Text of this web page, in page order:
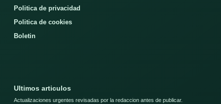
Politica de privacidad
Politica de cookies
Boletin
Ultimos articulos
Actualizaciones urgentes revisadas por la redaccion antes de publicar.